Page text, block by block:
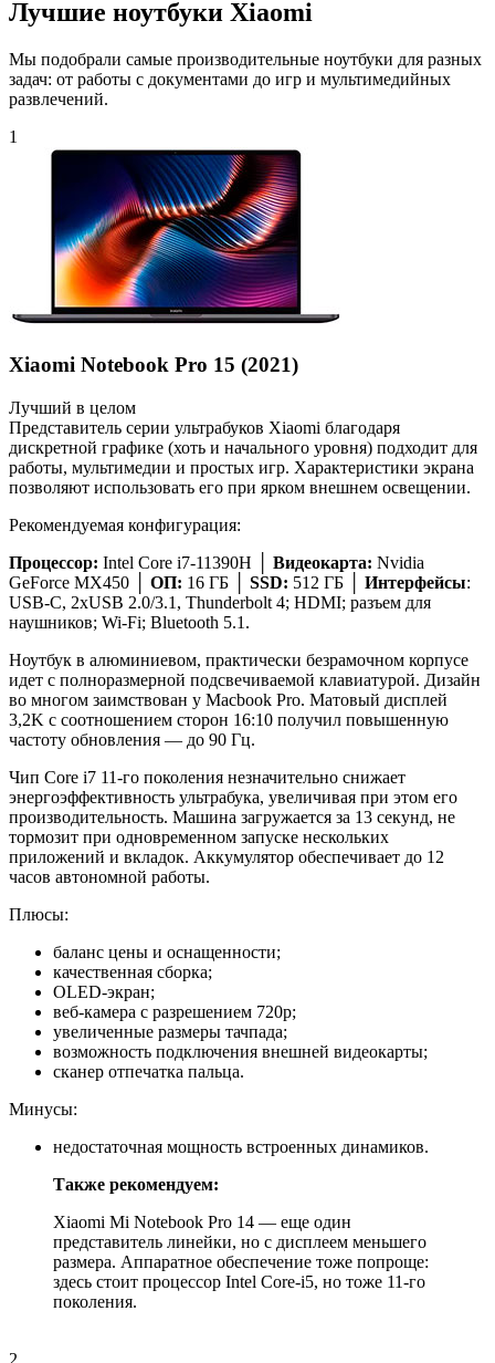
Лучшие ноутбуки Xiaomi
Мы подобрали самые производительные ноутбуки для разных
задач: от работы с документами до игр и мультимедийных
развлечений.
1
Xiaomi Notebook Pro 15 (2021)
Лучший в целом
Представитель серии ультрабуков Xiaomi благодаря
дискретной графике (хоть и начального уровня) подходит для
работы, мультимедии и простых игр. Характеристики экрана
позволяют использовать его при ярком внешнем освещении.
Рекомендуемая конфигурация:
Процессор: Intel Core i7-11390H │ Видеокарта: Nvidia
GeForce MX450 │ ОП: 16 ГБ │ SSD: 512 ГБ │ Интерфейсы:
USB-C, 2xUSB 2.0/3.1, Thunderbolt 4; HDMI; разъем для
наушников; Wi-Fi; Bluetooth 5.1.
Ноутбук в алюминиевом, практически безрамочном корпусе
идет с полноразмерной подсвечиваемой клавиатурой. Дизайн
во многом заимствован у Macbook Pro. Матовый дисплей
3,2K с соотношением сторон 16:10 получил повышенную
частоту обновления — до 90 Гц.
Чип Core i7 11-го поколения незначительно снижает
энергоэффективность ультрабука, увеличивая при этом его
производительность. Машина загружается за 13 секунд, не
тормозит при одновременном запуске нескольких
приложений и вкладок. Аккумулятор обеспечивает до 12
часов автономной работы.
Плюсы:
баланс цены и оснащенности;
качественная сборка;
OLED-экран;
веб-камера с разрешением 720p;
увеличенные размеры тачпада;
возможность подключения внешней видеокарты;
сканер отпечатка пальца.
Минусы:
недостаточная мощность встроенных динамиков.
Также рекомендуем:
Xiaomi Mi Notebook Pro 14 — еще один
представитель линейки, но с дисплеем меньшего
размера. Аппаратное обеспечение тоже попроще:
здесь стоит процессор Intel Core-i5, но тоже 11-го
поколения.
2